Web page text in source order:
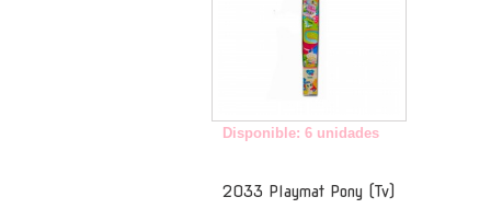
Disponible: 6 unidades
2033 Playmat Pony (Tv)